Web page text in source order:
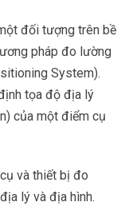
đối tượng trên bề
pháp đo lường
System).
tọa độ địa lý
của một điểm cụ
và thiết bị đo
lý và địa hình.